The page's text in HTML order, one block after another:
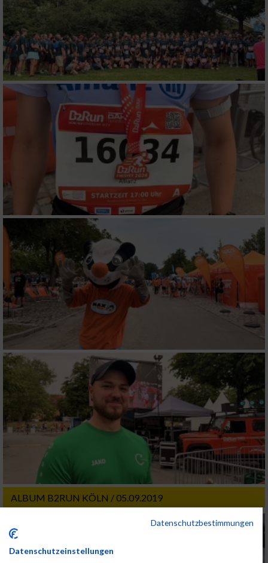
ALBUM B2RUN KÖLN / 05.09.2019
Datenschutzbestimmungen
Datenschutzeinstellungen